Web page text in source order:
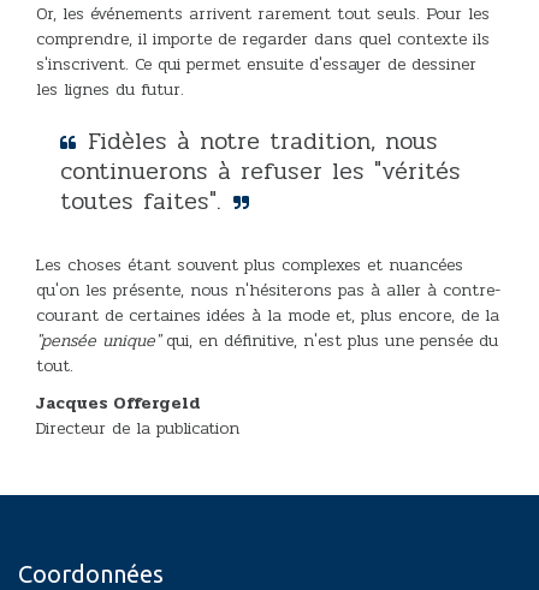
Or, les événements arrivent rarement tout seuls. Pour les
comprendre, il importe de regarder dans quel contexte ils
s'inscrivent. Ce qui permet ensuite d'essayer de dessiner
les lignes du futur.
Fidèles à notre tradition, nous
continuerons à refuser les "vérités
toutes faites".
Les choses étant souvent plus complexes et nuancées
qu'on les présente, nous n'hésiterons pas à aller à contre-
courant de certaines idées à la mode et, plus encore, de la
"pensée unique"qui, en définitive, n'est plus une pensée du
tout.
Jacques Offergeld
Directeur de la publication
Coordonnées